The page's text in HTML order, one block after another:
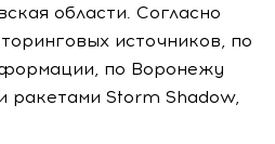
области. Согласно
источников, по
по Воронежу
ракетами Storm Shadow,